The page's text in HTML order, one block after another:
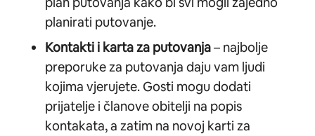
planirati putovanje.
Kontakti i karta za putovanja– najbolje
preporuke za putovanja daju vam ljudi
kojima vjerujete. Gosti mogu dodati
prijatelje i članove obitelji na popis
kontakata, a zatim na novoj karti za